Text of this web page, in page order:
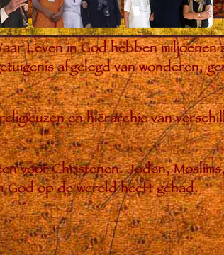
Leven in God hebben
afgelegd van wonderen,
en hiërarchie van
voor Christenen. Joden,
God op de wereld heeft gehad.